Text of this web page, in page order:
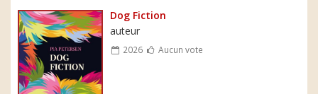
Dog Fiction
auteur
2026 Aucun vote